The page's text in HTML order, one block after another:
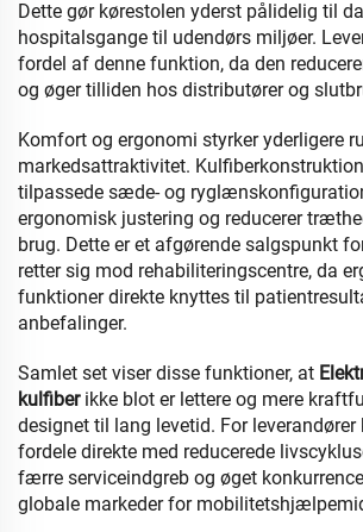
Dette gør kørestolen yderst pålidelig til
hospitalsgange til udendørs miljøer.
fordel af denne funktion, da den
og øger tilliden hos distributører og
Komfort og ergonomi styrker yderligere
markedsattraktivitet.
tilpassede sæde- og
ergonomisk justering og reducerer
brug. Dette er et afgørende salgspunkt
retter sig mod rehabiliteringscentre, da
funktioner direkte knyttes til
anbefalinger.
Samlet set viser disse funktioner, at
kulfiber ikke blot er lettere og mere
designet til lang levetid. For leverandører
fordele direkte med reducerede
færre serviceindgreb og øget
globale markeder for